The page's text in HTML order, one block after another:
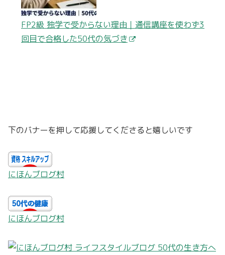
FP2級 独学で受からない理由｜通信講座を使わず3
回目で合格した50代の気づき
下のバナーを押して応援してくださると嬉しいです
にほんブログ村
にほんブログ村